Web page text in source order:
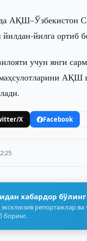
АҚШ–Ўзбекистон
йилга ортиб
учун янги
АҚШ
X Facebook
хабардор бўлинг
репортажлар ва
боринг.